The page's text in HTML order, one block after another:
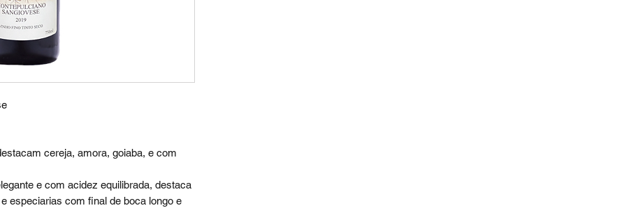
cereja, amora, goiaba, e com
e com acidez equilibrada, destaca
especiarias com final de boca longo e